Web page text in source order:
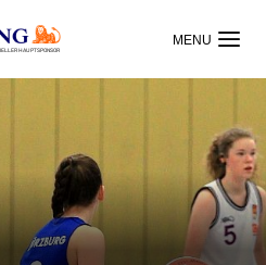
HAUPTSPONSOR